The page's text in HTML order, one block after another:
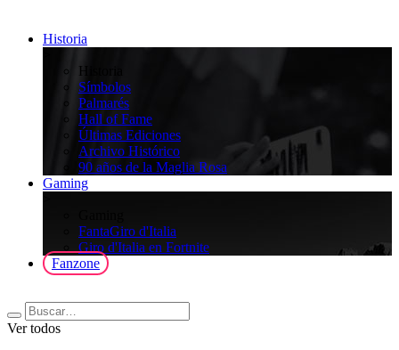
Historia
Historia
Símbolos
Palmarés
Hall of Fame
Últimas Ediciones
Archivo Histórico
90 años de la Maglia Rosa
Gaming
FantaGiro d'Italia
Giro d'Italia en Fortnite
Fanzone
Ver todos